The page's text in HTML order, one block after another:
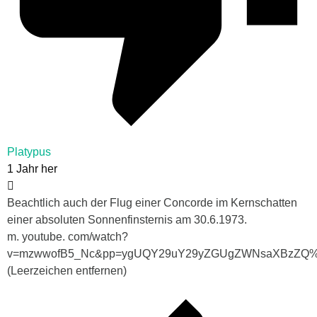
Platypus
1 Jahr her
Beachtlich auch der Flug einer Concorde im Kernschatten
einer absoluten Sonnenfinsternis am 30.6.1973.
m. youtube. com/watch?
(Leerzeichen entfernen)